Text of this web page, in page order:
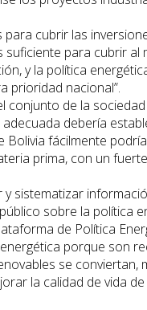
cubrir las
para cubrir al
y la política
prioridad nacional”.
conjunto de la
debería
fácilmente
prima, con un
sistematizar
sobre la política
de Política
porque son
se conviertan,
la calidad de vida de